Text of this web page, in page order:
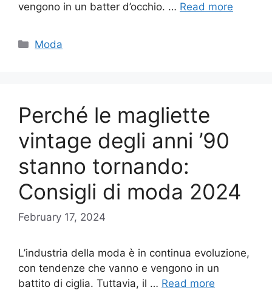
vengono in un batter d’occhio. … Read more
Categories
Moda
Perché le magliette
vintage degli anni ’90
stanno tornando:
Consigli di moda 2024
February 17, 2024
L’industria della moda è in continua evoluzione,
con tendenze che vanno e vengono in un
battito di ciglia. Tuttavia, il … Read more